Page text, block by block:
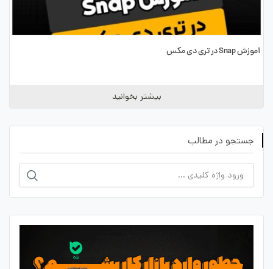
آموزش Snap در تری دی مکس
بیشتر بخوانید
جستجو در مطالب